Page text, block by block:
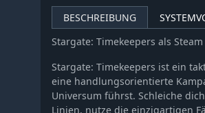
BESCHREIBUNG
Stargate: Timekeepers als
Stargate: Timekeepers ist ein
eine handlungsorientierte
Universum führst. Schleiche
Linien, nutze die einzigartigen